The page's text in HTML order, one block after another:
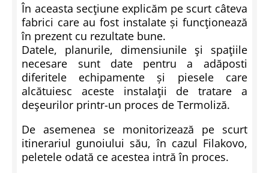
În aceasta secţiune explicăm pe scurt câteva
fabrici care au fost instalate și funcţionează
în prezent cu rezultate bune.
Datele, planurile, dimensiunile şi spaţiile
necesare sunt date pentru a adăposti
diferitele echipamente și piesele care
alcătuiesc aceste instalaţii de tratare a
deşeurilor printr-un proces de Termoliză.
De asemenea se monitorizează pe scurt
itinerariul gunoiului său, în cazul Filakovo,
peletele odată ce acestea intră în proces.